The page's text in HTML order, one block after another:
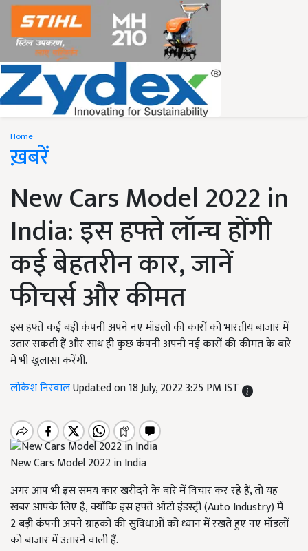
Home
ख़बरें
New Cars Model 2022 in
India: इस हफ्ते लॉन्च होंगी
कई बेहतरीन कार, जानें
फीचर्स और कीमत
इस हफ्ते कई बड़ी कंपनी अपने नए मॉडलों की कारों को भारतीय बाजार में
उतार सकती हैं और साथ ही कुछ कंपनी अपनी नई कारों की कीमत के बारे
में भी खुलासा करेंगी.
लोकेश निरवालUpdated on 18 July, 2022 3:25 PM IST
New Cars Model 2022 in India
अगर आप भी इस समय कार खरीदने के बारे में विचार कर रहे हैं, तो यह
खबर आपके लिए है, क्योंकि इस हफ्ते ऑटो इंडस्ट्री (Auto Industry) में
2 बड़ी कंपनी अपने ग्राहकों की सुविधाओं को ध्यान में रखते हुए नए मॉडलों
को बाजार में उतारने वाली हैं.